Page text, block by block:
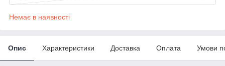
Немає в наявності
Опис Характеристики Доставка Оплата Умови